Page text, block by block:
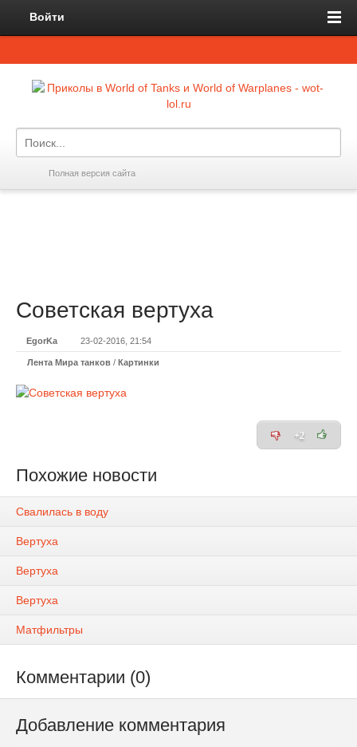
Войти
Полная версия сайта
Советская вертуха
EgorKa 23-02-2016, 21:54
Лента Мира танков / Картинки
+2
Похожие новости
Свалилась в воду
Вертуха
Вертуха
Вертуха
Матфильтры
Комментарии (0)
Добавление комментария